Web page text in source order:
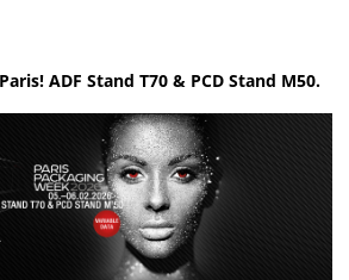
ADF Stand T70 & PCD Stand M50.